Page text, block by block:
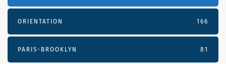
ORIENTATION 166
PARIS-BROOKLYN 81